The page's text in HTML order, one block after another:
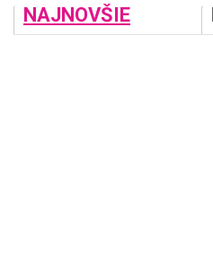
NAJNOVŠIE